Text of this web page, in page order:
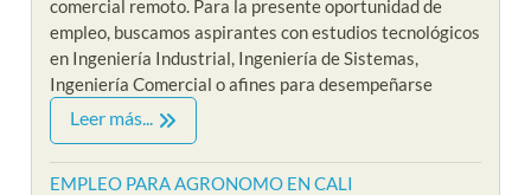
comercial remoto. Para la presente oportunidad de
empleo, buscamos aspirantes con estudios tecnológicos
en Ingeniería Industrial, Ingeniería de Sistemas,
Ingeniería Comercial o afines para desempeñarse
Leer más...
EMPLEO PARA AGRONOMO EN CALI